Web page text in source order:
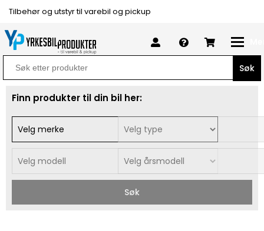
Tilbehør og utstyr til varebil og pickup
Search
for:
Finn produkter til din bil her:
Søk